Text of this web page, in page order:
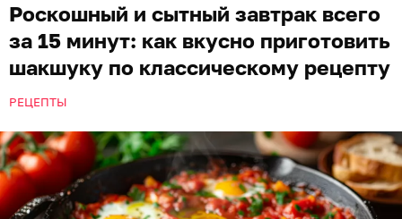
Роскошный и сытный завтрак всего
за 15 минут: как вкусно приготовить
шакшуку по классическому рецепту
РЕЦЕПТЫ